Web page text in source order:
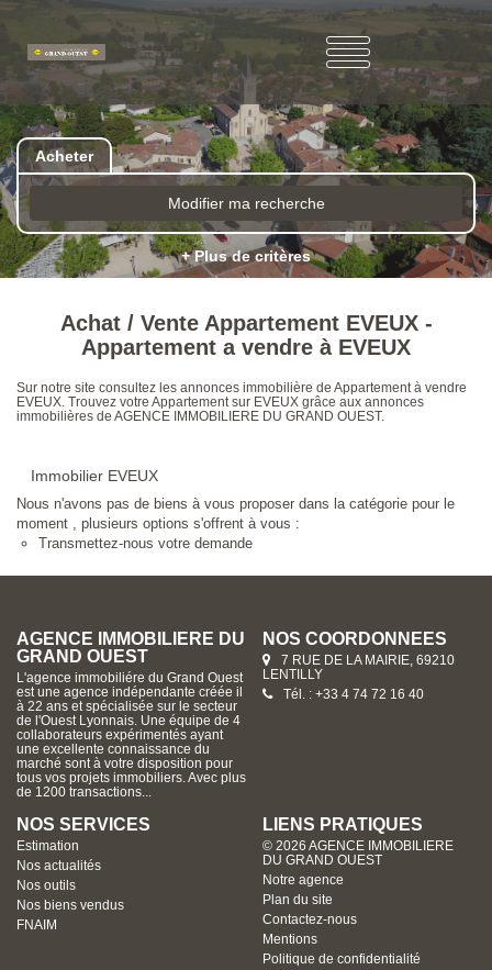
Acheter
Modifier ma recherche
+ Plus de critères
Achat / Vente Appartement EVEUX -
Appartement a vendre à EVEUX
Sur notre site consultez les annonces immobilière de Appartement à vendre
EVEUX. Trouvez votre Appartement sur EVEUX grâce aux annonces
immobilières de AGENCE IMMOBILIERE DU GRAND OUEST.
Immobilier EVEUX
Nous n'avons pas de biens à vous proposer dans la catégorie pour le
moment , plusieurs options s'offrent à vous :
Transmettez-nous votre demande
AGENCE IMMOBILIERE DU
GRAND OUEST
L'agence immobiliére du Grand Ouest
est une agence indépendante créée il
à 22 ans et spécialisée sur le secteur
de l'Ouest Lyonnais. Une équipe de 4
collaborateurs expérimentés ayant
une excellente connaissance du
marché sont à votre disposition pour
tous vos projets immobiliers. Avec plus
de 1200 transactions...
NOS COORDONNÉES
7 RUE DE LA MAIRIE, 69210
LENTILLY
Tél. : +33 4 74 72 16 40
NOS SERVICES
Estimation
Nos actualités
Nos outils
Nos biens vendus
FNAIM
LIENS PRATIQUES
© 2026 AGENCE IMMOBILIERE
DU GRAND OUEST
Notre agence
Plan du site
Contactez-nous
Mentions
Politique de confidentialité